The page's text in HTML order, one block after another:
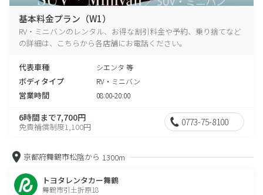
基本料金プラン（W1）
RV・ミニバンのレンタル、お得な割引料金や予約、乗り捨てなど
の詳細は、こちらから各店舗にお電話ください。
代表車種 シエンタ 等
ボディタイプ RV・ミニバン
営業時間 08:00-20:00
6時間まで7,700円
免責補償制度1,100円 0773-75-8100
京都府舞鶴市松陰から 1300m
トヨタレンタカー舞鶴
舞鶴市引土折原18